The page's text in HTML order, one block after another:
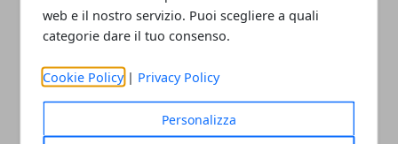
web e il nostro servizio. Puoi scegliere a quali
categorie dare il tuo consenso.
Cookie Policy | Privacy Policy
Personalizza
delle linee tipicamente circolari che non fanno altro
che mettere ancora più in risalto l’estetica che